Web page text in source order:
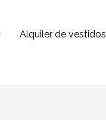
Alquiler de vestidos